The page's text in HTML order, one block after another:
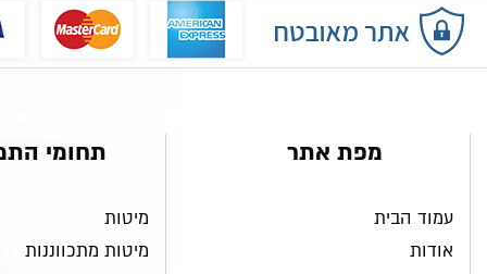
מפת אתר
עמוד הבית
אודות
תחומי
מיטות
מיטות מתכווננות